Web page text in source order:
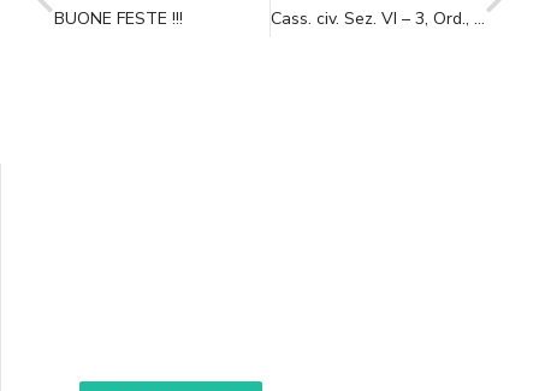
BUONE FESTE !!! Cass. civ. Sez. VI – 3, Ord., (ud. 30-10-2017) 14-12-2017, n. 30139